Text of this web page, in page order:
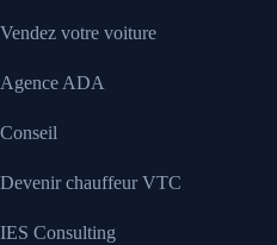
Vendez votre voiture
Agence ADA
Conseil
Devenir chauffeur VTC
IES Consulting